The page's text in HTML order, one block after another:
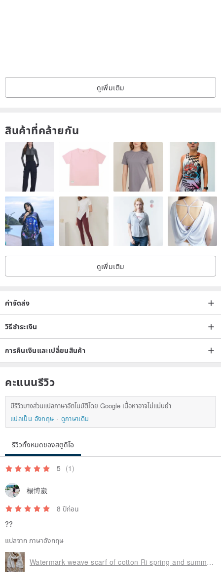
Muffler of this Akane is located two after what was woven in the
and walnut of wool mini scarf-friendly Akane wool mini muffler)
Width: 17㎝
Length: 117㎝ (. Excluding tufts portion tufts per side about 8㎝)
ดูเพิ่มเติม
สินค้าที่คล้ายกัน
ดูเพิ่มเติม
ค่าจัดส่ง
วิธีชำระเงิน
การคืนเงินและเปลี่ยนสินค้า
คะแนนรีวิว
มีรีวิวบางส่วนแปลภาษาอัตโนมัติโดย Google เนื้อหาอาจไม่แม่นยำ
แปลเป็น อังกฤษ
ดูภาษาเดิม
รีวิวทั้งหมดของสตูดิโอ
5 (1)
楊博崴
8 ปีก่อน
??
แปลจาก ภาษาอังกฤษ
Watermark weave scarf of cotton Ri spring and summer generation (150㎝)